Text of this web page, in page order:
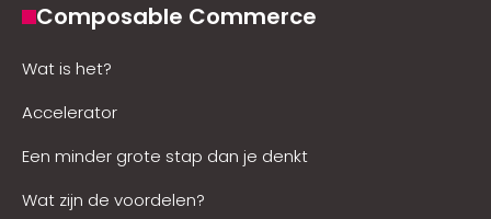
Composable Commerce
Wat is het?
Accelerator
Een minder grote stap dan je denkt
Wat zijn de voordelen?